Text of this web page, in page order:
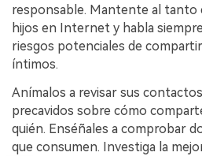
responsable. Mantente al tanto
hijos en Internet y habla
riesgos potenciales de
íntimos.
Anímalos a revisar sus
precavidos sobre cómo
quién. Enséñales a comprobar
que consumen. Investiga la